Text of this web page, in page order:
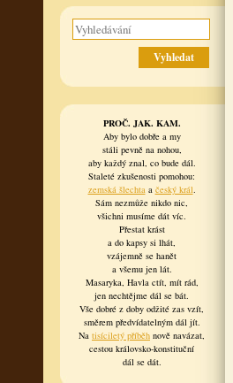
PROČ. JAK. KAM.
Aby bylo dobře a my
stáli pevně na nohou,
aby každý znal, co bude dál.
Staleté zkušenosti pomohou:
zemská šlechtaa český král.
Sám nezmůže nikdo nic,
všichni musíme dát víc.
Přestat krást
a do kapsy si lhát,
vzájemně se hanět
a všemu jen lát.
Masaryka, Havla ctít, mít rád,
jen nechtějme dál se bát.
Vše dobré z doby odžité zas vzít,
směrem předvídatelným dál jít.
Na tisíciletý příběh nově navázat,
cestou královsko-konstituční
dál se dát.